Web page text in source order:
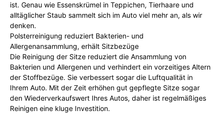
ist. Genau wie Essenskrümel in Teppichen, Tierhaare und
alltäglicher Staub sammelt sich im Auto viel mehr an, als wir
denken.
Polsterreinigung reduziert Bakterien- und
Allergenansammlung, erhält Sitzbezüge
Die Reinigung der Sitze reduziert die Ansammlung von
Bakterien und Allergenen und verhindert ein vorzeitiges Altern
der Stoffbezüge. Sie verbessert sogar die Luftqualität in
Ihrem Auto. Mit der Zeit erhöhen gut gepflegte Sitze sogar
den Wiederverkaufswert Ihres Autos, daher ist regelmäßiges
Reinigen eine kluge Investition.